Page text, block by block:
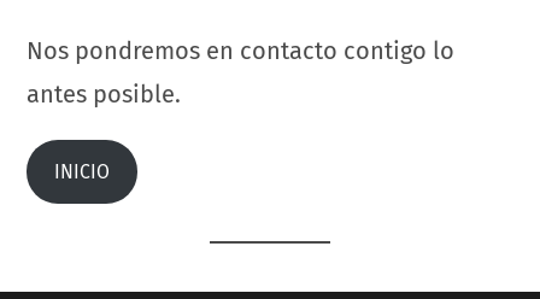
Nos pondremos en contacto contigo lo
antes posible.
INICIO